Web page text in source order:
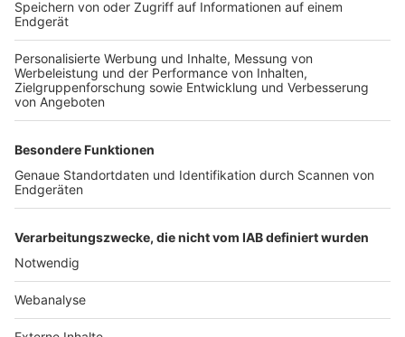
TOP-VEREINE
TOP-PARTNER
Nutzungsbedingungen Datenschutz Impressum